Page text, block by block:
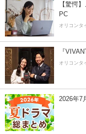
【驚愕
PC
オリコンタ
『
オリコンタ
2026年7